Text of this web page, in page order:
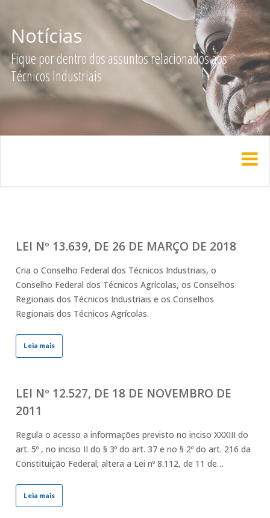
Notícias
Fique por dentro dos assuntos relacionados aos
Técnicos Industriais
LEI Nº 13.639, DE 26 DE MARÇO DE 2018
Cria o Conselho Federal dos Técnicos Industriais, o
Conselho Federal dos Técnicos Agrícolas, os Conselhos
Regionais dos Técnicos Industriais e os Conselhos
Regionais dos Técnicos Agrícolas.
Leia mais
LEI Nº 12.527, DE 18 DE NOVEMBRO DE
2011
Regula o acesso a informações previsto no inciso XXXIII do
art. 5º , no inciso II do § 3º do art. 37 e no § 2º do art. 216 da
Constituição Federal; altera a Lei nº 8.112, de 11 de…
Leia mais